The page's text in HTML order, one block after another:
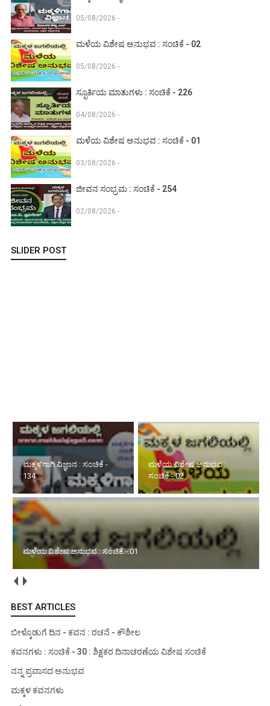
05/08/2026 -
ಮಳೆಯ ವಿಶೇಷ ಅನುಭವ : ಸಂಚಿಕೆ - 02
05/08/2026 -
ಸ್ಫೂರ್ತಿಯ ಮಾತುಗಳು : ಸಂಚಿಕೆ - 226
04/08/2026 -
ಮಳೆಯ ವಿಶೇಷ ಅನುಭವ : ಸಂಚಿಕೆ - 01
03/08/2026 -
ಜೀವನ ಸಂಭ್ರಮ : ಸಂಚಿಕೆ - 254
02/08/2026 -
SLIDER POST
ಮಳೆಯ ವಿಶೇಷ ಅನುಭವ :
ಸಂಚಿಕೆ - 02
ಸ್ಫೂರ್ತಿಯ ಮಾತುಗಳು : ಸಂಚಿಕೆ -
226
ಮಳೆಯ ವಿಶೇಷ ಅನುಭವ : ಸಂಚಿಕೆ - 01
BEST ARTICLES
ಬೀಳ್ಕೊಡುಗೆ ದಿನ - ಕವನ : ರಚನೆ - ಕೌಶೀಲ
ಕವನಗಳು : ಸಂಚಿಕೆ - 30 : ಶಿಕ್ಷಕರ ದಿನಾಚರಣೆಯ ವಿಶೇಷ ಸಂಚಿಕೆ
ನನ್ನ ಪ್ರವಾಸದ ಅನುಭವ
ಮಕ್ಕಳ ಕವನಗಳು